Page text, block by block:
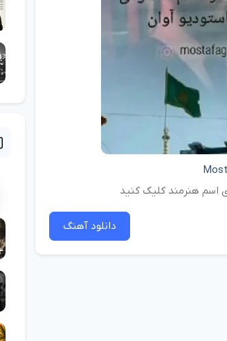
اسم هنرمند کلیک کنید
دانلود آهنگ